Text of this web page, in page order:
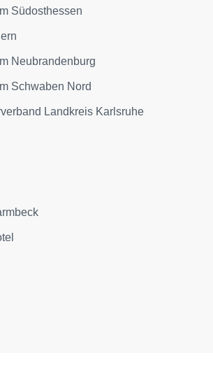
Südosthessen
Neubrandenburg
Schwaben Nord
Landkreis Karlsruhe